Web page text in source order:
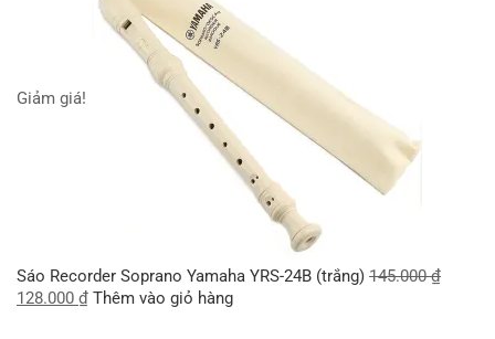
Giảm giá!
Sáo Recorder Soprano Yamaha YRS-24B (trắng) 145.000₫
128.000 ₫ Thêm vào giỏ hàng